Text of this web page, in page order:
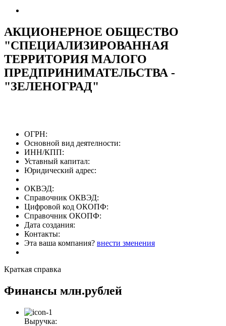
АКЦИОНЕРНОЕ ОБЩЕСТВО
"СПЕЦИАЛИЗИРОВАННАЯ
ТЕРРИТОРИЯ МАЛОГО
ПРЕДПРИНИМАТЕЛЬСТВА -
"ЗЕЛЕНОГРАД"
ОГРН:
Основной вид деятелности:
ИНН/КПП:
Уставный капитал:
Юридический адрес:
ОКВЭД:
Справочник ОКВЭД:
Цифровой код ОКОПФ:
Справочник ОКОПФ:
Дата создания:
Контакты:
Эта ваша компания? внести зменения
Краткая справка
Финансы млн.рублей
Выручка: